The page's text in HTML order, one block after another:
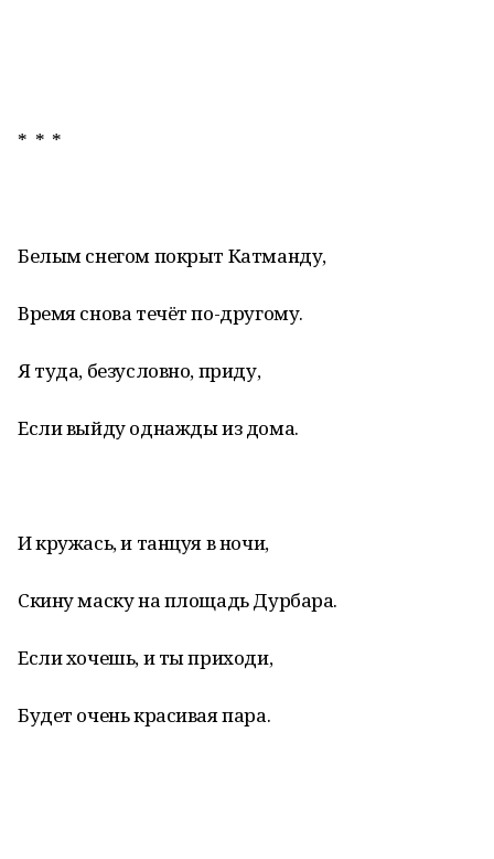
* * *
Белым снегом покрыт Катманду,
Время снова течёт по-другому.
Я туда, безусловно, приду,
Если выйду однажды из дома.
И кружась, и танцуя в ночи,
Скину маску на площадь Дурбара.
Если хочешь, и ты приходи,
Будет очень красивая пара.